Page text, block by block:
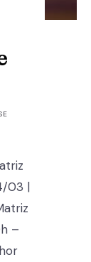
03 |
–